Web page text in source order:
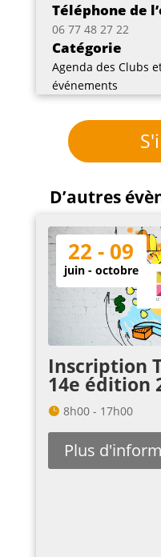
Téléphone de
06 77 48 27 22
Catégorie
Agenda des Clubs
événements
D’autres
22 - 09
juin - octobre
Inscription
14e édition
8h00 - 17h00
Plus